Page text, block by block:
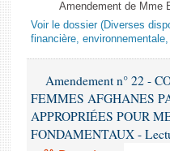
Amendement de Mme
Voir le dossier (Diverses
financière,
Amendement n° 22 -
FEMMES AFGHANES
APPROPRIÉES POUR
FONDAMENTAUX -